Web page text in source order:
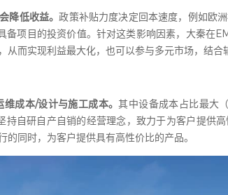
降低收益。政策补贴力度决定回本速度，例如欧
项目的投资价值。针对这类影响因素，大秦在
从而实现利益最大化，也可以参与多元市场，结合
维成本/设计与施工成本。其中设备成本占比最大
自研自产自销的经营理念，致力于为客户提供
同时，为客户提供具有高性价比的产品。